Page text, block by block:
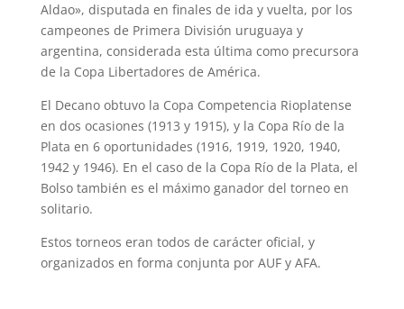
Aldao», disputada en finales de ida y vuelta, por los
campeones de Primera División uruguaya y
argentina, considerada esta última como precursora
de la Copa Libertadores de América.
El Decano obtuvo la Copa Competencia Rioplatense
en dos ocasiones (1913 y 1915), y la Copa Río de la
Plata en 6 oportunidades (1916, 1919, 1920, 1940,
1942 y 1946). En el caso de la Copa Río de la Plata, el
Bolso también es el máximo ganador del torneo en
solitario.
Estos torneos eran todos de carácter oficial, y
organizados en forma conjunta por AUF y AFA.